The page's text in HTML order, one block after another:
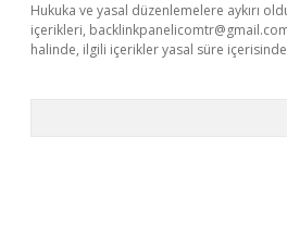
Hukuka ve yasal düzenlemelere aykırı
içerikleri,
halinde, ilgili içerikler yasal süre içerisinde